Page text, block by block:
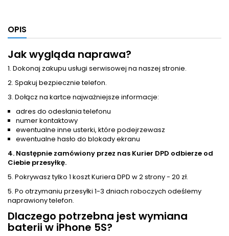
OPIS
Jak wygląda naprawa?
1. Dokonaj zakupu usługi serwisowej na naszej stronie.
2. Spakuj bezpiecznie telefon.
3. Dołącz na kartce najważniejsze informacje:
adres do odesłania telefonu
numer kontaktowy
ewentualne inne usterki, które podejrzewasz
ewentualne hasło do blokady ekranu
4. Następnie zamówiony przez nas Kurier DPD odbierze od
Ciebie przesyłkę.
5. Pokrywasz tylko 1 koszt Kuriera DPD w 2 strony - 20 zł.
5. Po otrzymaniu przesyłki 1-3 dniach roboczych odeślemy
naprawiony telefon.
Dlaczego potrzebna jest wymiana
baterii w iPhone 5S?